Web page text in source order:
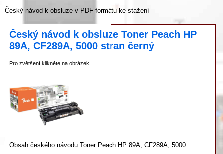
Český návod k obsluze v PDF formátu ke stažení
Český návod k obsluze Toner Peach HP
89A, CF289A, 5000 stran černý
Pro zvětšení klikněte na obrázek
Obsah českého návodu Toner Peach HP 89A, CF289A, 5000